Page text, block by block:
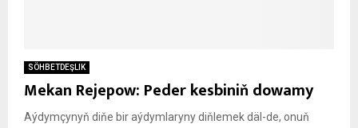
SÖHBETDEŞLIK
Mekan Rejepow: Peder kesbiniň dowamy
Aýdymçynyň diňe bir aýdymlaryny diňlemek däl-de, onuň